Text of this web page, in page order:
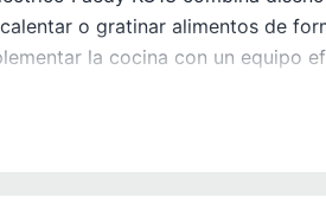
o gratinar alimentos de
la cocina con un equipo